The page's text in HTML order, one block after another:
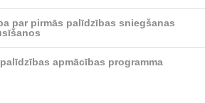
par pirmās palīdzības sniegšanas
apmācības programma